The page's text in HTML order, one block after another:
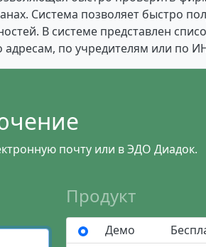
Система позволяет быстро
В системе представлен
по учредителям или по
почту или в ЭДО Диадок.
Продукт
Демо